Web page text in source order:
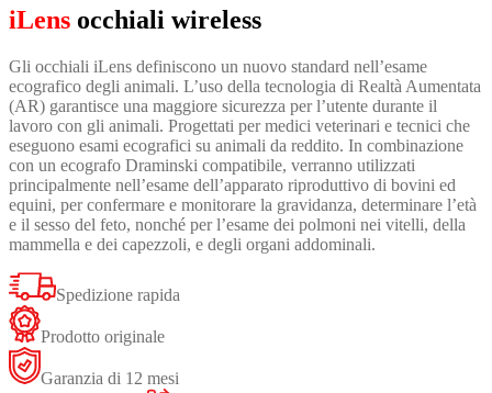
iLens occhiali wireless
Gli occhiali iLens definiscono un nuovo standard nell’esame
ecografico degli animali. L’uso della tecnologia di Realtà Aumentata
(AR) garantisce una maggiore sicurezza per l’utente durante il
lavoro con gli animali. Progettati per medici veterinari e tecnici che
eseguono esami ecografici su animali da reddito. In combinazione
con un ecografo Draminski compatibile, verranno utilizzati
principalmente nell’esame dell’apparato riproduttivo di bovini ed
equini, per confermare e monitorare la gravidanza, determinare l’età
e il sesso del feto, nonché per l’esame dei polmoni nei vitelli, della
mammella e dei capezzoli, e degli organi addominali.
Spedizione rapida
Prodotto originale
Garanzia di 12 mesi